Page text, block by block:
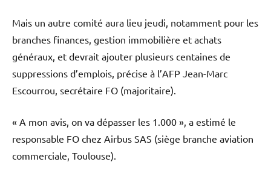
Mais un autre comité aura lieu jeudi, notamment pour les
branches finances, gestion immobilière et achats
généraux, et devrait ajouter plusieurs centaines de
suppressions d’emplois, précise à l’AFP Jean-Marc
Escourrou, secrétaire FO (majoritaire).
« A mon avis, on va dépasser les 1.000 », a estimé le
responsable FO chez Airbus SAS (siège branche aviation
commerciale, Toulouse).